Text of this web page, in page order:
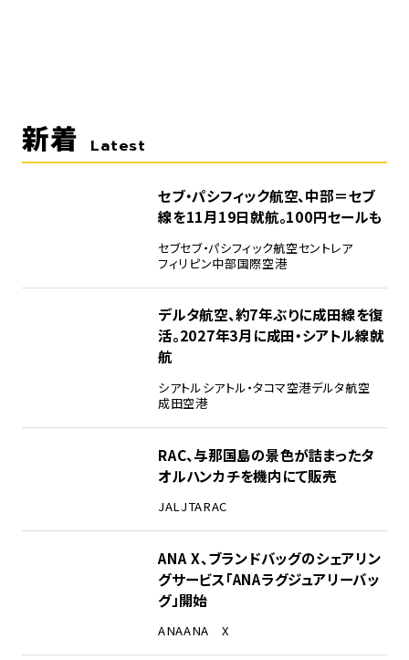
新着 Latest
セブ・パシフィック航空、中部＝セブ
線を11月19日就航。100円セールも
セブセブ・パシフィック航空セントレア
フィリピン中部国際空港
デルタ航空、約7年ぶりに成田線を復
活。2027年3月に成田・シアトル線就
航
シアトルシアトル・タコマ空港デルタ航空
成田空港
RAC、与那国島の景色が詰まったタ
オルハンカチを機内にて販売
JALJTARAC
ANA X、ブランドバッグのシェアリン
グサービス「ANAラグジュアリーバッ
グ」開始
ANAANA X